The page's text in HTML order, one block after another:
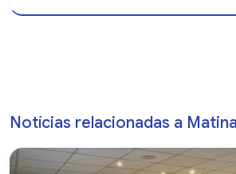
Notícias relacionadas a